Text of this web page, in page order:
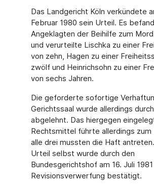
Das Landgericht Köln verkündete
Februar 1980 sein Urteil. Es
Angeklagten der Beihilfe zum
und verurteilte Lischka zu einer
von zehn, Hagen zu einer
zwölf und Heinrichsohn zu einer
von sechs Jahren.
Die geforderte sofortige
Gerichtssaal wurde allerdings
abgelehnt. Das hiergegen
Rechtsmittel führte allerdings zum
alle drei mussten die Haft
Urteil selbst wurde durch den
Bundesgerichtshof am 16. Juli
Revisionsverwerfung bestätigt.